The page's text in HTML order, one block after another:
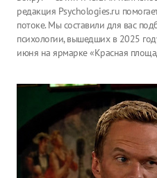
редакция Psychologies.ru
потоке. Мы составили для вас
психологии, вышедших в 2025
июня на ярмарке «Красная